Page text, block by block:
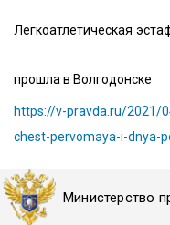
Легкоатлетическая
прошла в Волгодонске
https://v-pravda.ru/2021/
chest-pervomaya-i-dnya-
Министерство